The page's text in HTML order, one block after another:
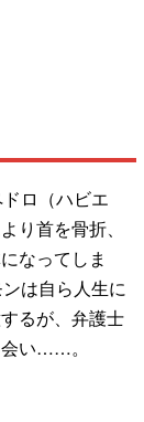
ロ（ハビエ
り首を骨折、
なってしま
は自ら人生に
るが、弁護士
い……。